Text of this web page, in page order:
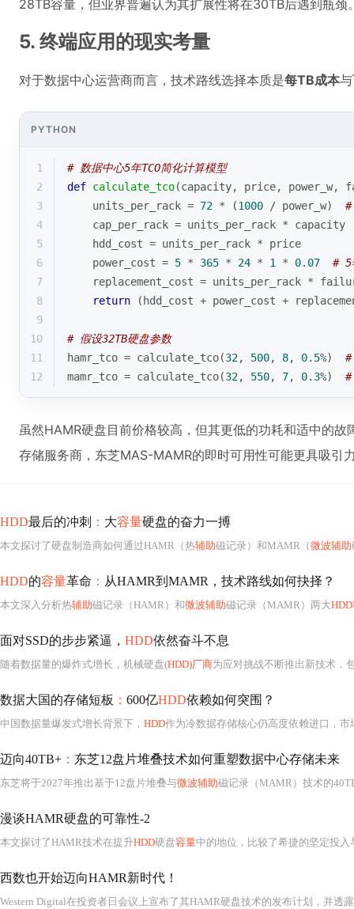
28TB容量，但业界普遍认为其扩展性将在30TB后遇到瓶颈
5. 终端应用的现实考量
对于数据中心运营商而言，技术路线选择本质是每TB成本与
PYTHON
1
# 数据中心5年TCO简化计算模型
2
def calculate_tco(capacity, price, power_w,
3
    units_per_rack =
72 * (1000 / power_w) #
4
    cap_per_rack = units_per_rack * capacity
5
    hdd_cost = units_per_rack * price
6
    power_cost =
5 * 365 * 24 * 1 * 0.07
# 5
7
replacement_cost = units_per_rack *
8
return (hdd_cost + power_cost +
9
10
# 假设32TB硬盘参数
11
hamr_tco = calculate_tco(32, 500, 8, 0.5%)
12
mamr_tco = calculate_tco(32, 550, 7, 0.3%)
虽然HAMR硬盘目前价格较高，但其更低的功耗和适中的
存储服务商，东芝MAS-MAMR的即时可用性可能更具吸引
HDD最后的冲刺 ： 大容量硬盘的奋力一搏
本文探讨了硬盘制造商如何通过HAMR（热辅助磁记录）和MAMR（微波辅助
HDD的容量革命 ： 从HAMR到MAMR，技术路线如何抉择？
本文深入分析热辅助磁记录（HAMR）和微波辅助磁记录（MAMR）两大
面对SSD的步步紧逼， HDD依然奋斗不息
随着数据量的爆炸式增长，机械硬盘(HDD)厂商为应对挑战不断推出新技术，
数据大国的存储短板 ： 600亿HDD依赖如何突围？
中国数据量爆发式增长背景下， HDD作为冷数据存储核心仍高度依赖进口，市场被美日企业垄断。高昂的技术门槛和复杂的工程体系使国产化进程缓慢。华为等企业正通过全闪存技术
迈向40TB+ ： 东芝12盘片堆叠技术如何重塑数据中心存储未来
东芝将于2027年推出基于12盘片堆叠与微波辅助磁记录（MAMR）技术的
漫谈HAMR硬盘的可靠性-2
本文探讨了HAMR技术在提升HDD硬盘容量中的地位，比较了希捷的坚定投入与东芝、西部数据选择的其他技术路径。文章
西数也开始迈向HAMR新时代！